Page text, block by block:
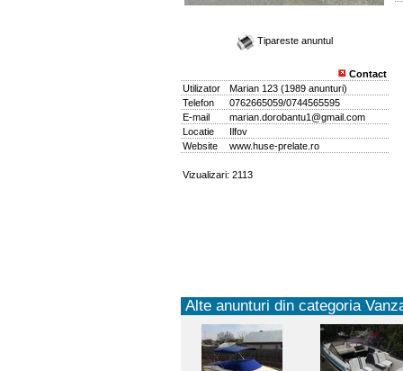
Tipareste anuntul
Contact
Utilizator
Marian 123(1989 anunturi)
Telefon
0762665059/0744565595
E-mail
marian.dorobantu1@gmail.com
Locatie
Ilfov
Website
www.huse-prelate.ro
Vizualizari: 2113
Alte anunturi din categoria